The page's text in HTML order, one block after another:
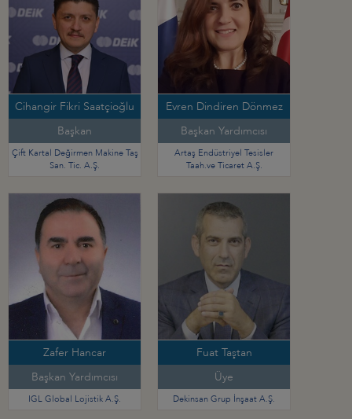
Cihangir Fikri Saatçioğlu
Başkan
Çift Kartal Değirmen Makine Taş
San. Tic. A.Ş.
Evren Dindiren Dönmez
Başkan Yardımcısı
Artaş Endüstriyel Tesisler
Taah.ve Ticaret A.Ş.
Zafer Hancar
Başkan Yardımcısı
IGL Global Lojistik A.Ş.
Fuat Taştan
Üye
Dekinsan Grup İnşaat A.Ş.